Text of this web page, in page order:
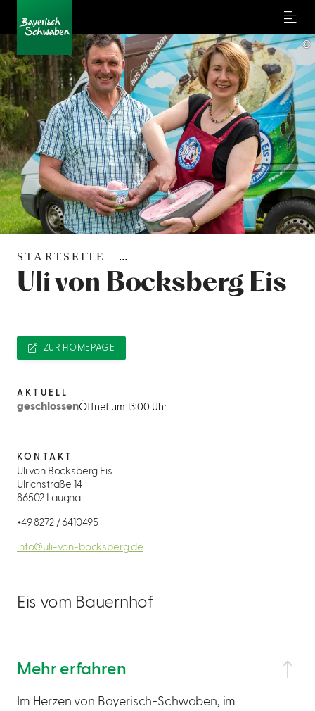
Menu
STARTSEITE ...
Uli von Bocksberg Eis
©
Eis vom Bauernhof
Mehr erfahren
Im Herzen von Bayerisch-Schwaben, im
ZUR HOMEPAGE
AKTUELL
geschlossenÖffnet um 13:00 Uhr
KONTAKT
Uli von Bocksberg Eis
Ulrichstraße 14
86502 Laugna
+49 8272 / 6410495
info@uli-von-bocksberg.de